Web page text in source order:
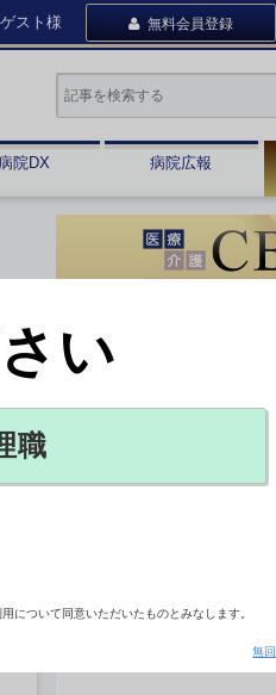
スト様 無料会員登録
院DX 病院広報
身体的拘束最小化
データで読み解く病
介護経営のデザ
誠理事長 「驚異
える『顧客目線』
い
職
について同意いただいたものとみなします。
無